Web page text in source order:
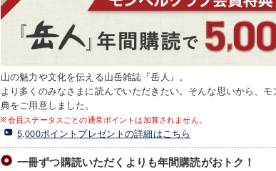
山の魅力や文化を伝える山岳雑誌『岳人』。
より多くのみなさまに読んでいただきたい。そんな思いから、
典をご用意しました。
会員ステータスごとの通常ポイントは加算されません。
5,000ポイントプレゼントの詳細はこちら
一冊ずつ購読いただくよりも年間購読がおトク！